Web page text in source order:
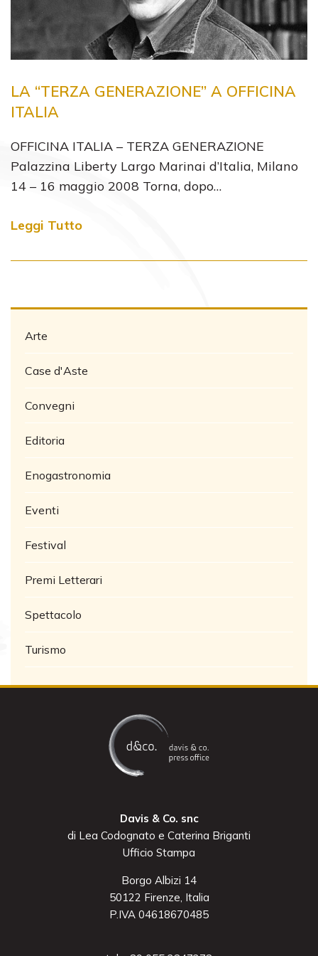
LA “TERZA GENERAZIONE” A OFFICINA
ITALIA
OFFICINA ITALIA – TERZA GENERAZIONE
Palazzina Liberty Largo Marinai d’Italia, Milano
14 – 16 maggio 2008 Torna, dopo…
Leggi Tutto
Arte
Case d'Aste
Convegni
Editoria
Enogastronomia
Eventi
Festival
Premi Letterari
Spettacolo
Turismo
Davis & Co. snc
di Lea Codognato e Caterina Briganti
Ufficio Stampa
Borgo Albizi 14
50122 Firenze, Italia
P.IVA 04618670485